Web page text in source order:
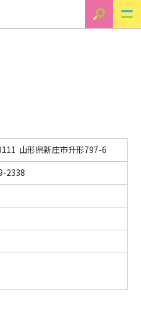
山形県新庄市升形797-6
2338